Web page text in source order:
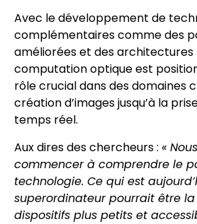
Avec le développement de
complémentaires comme des
améliorées et des architectures
computation optique est
rôle crucial dans des domaines
création d’images jusqu’à la
temps réel.
Aux dires des chercheurs : «
commencer à comprendre le
technologie. Ce qui est
superordinateur pourrait être
dispositifs plus petits et